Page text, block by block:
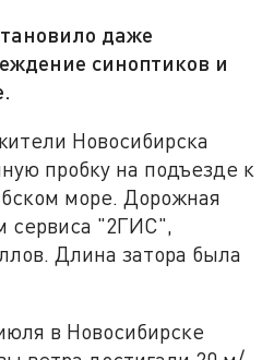
даже
синоптиков и
Новосибирска
пробку на подъезде к
море. Дорожная
сервиса "2ГИС",
Длина затора была
в Новосибирске